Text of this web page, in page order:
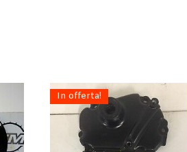
In offerta!